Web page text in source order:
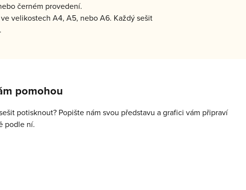
černém provedení.
velikostech A4, A5, nebo A6. Každý sešit
pomohou
potisknout? Popište nám svou představu a grafici vám připraví
podle ní.